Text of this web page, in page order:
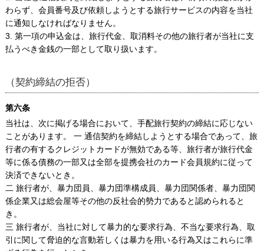
わらず、会員番号及び依頼しようとする旅行サービスの内容を当社
に通知しなければなりません。
3. 第一項の申込金は、旅行代金、取消料その他の旅行者が当社に支
払うべき金銭の一部として取り扱います。
（契約締結の拒否）
第六条
当社は、次に掲げる場合において、手配旅行契約の締結に応じない
ことがあります。 一 通信契約を締結しようとする場合であって、旅
行者の有するクレジットカードが無効である等、旅行者が旅行代金
等に係る債務の一部又は全部を提携会社のカード会員規約に従って
決済できないとき。
二 旅行者が、暴力団員、暴力団準構成員、暴力団関係者、暴力団関
係企業又は総会屋等その他の反社会的勢力であると認められると
き。
三 旅行者が、当社に対して暴力的な要求行為、不当な要求行為、取
引に関して脅迫的な言動若しくは暴力を用いる行為又はこれらに準